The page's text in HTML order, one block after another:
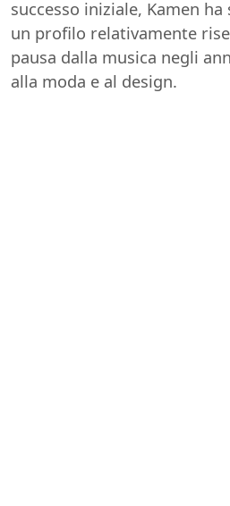
successo iniziale, Kamen
un profilo relativamente
pausa dalla musica negli
alla moda e al design.